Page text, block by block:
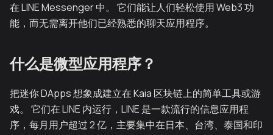
在 LINE Messenger 中。 它们能让人们轻松使用 Web3 功
能，而无需离开他们已经熟悉的聊天应用程序。
什么是微型应用程序？
把迷你 DApps 想象成建立在 Kaia 区块链上的简单工具或游
戏。 它们在 LINE 内运行，LINE 是一款流行的信息应用程
序，每月用户超过 2 亿，主要集中在日本、台湾、泰国和印